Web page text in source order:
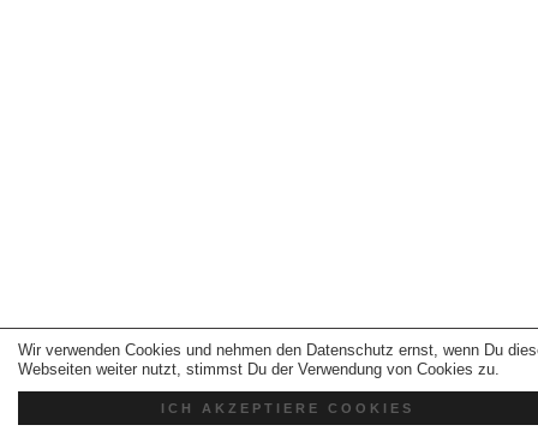
Wir verwenden Cookies und nehmen den Datenschutz ernst, wenn Du
Webseiten weiter nutzt, stimmst Du der Verwendung von Cookies zu.
ICH AKZEPTIERE COOKIES